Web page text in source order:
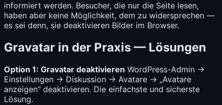
informiert werden. Besucher, die nur die Seite lesen,
haben aber keine Möglichkeit, dem zu widersprechen —
es sei denn, sie deaktivieren Bilder im Browser.
Gravatar in der Praxis — Lösungen
Option 1: Gravatar deaktivieren WordPress-Admin →
Einstellungen → Diskussion → Avatare → „Avatare
anzeigen" deaktivieren. Die einfachste und sicherste
Lösung.